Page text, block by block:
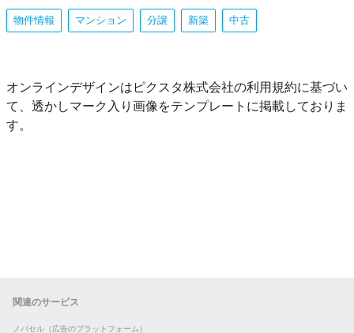
物件情報 マンション 分譲 新築 中古
オンラインデザインはピクスタ株式会社の利用規約に基づい
て、透かしマーク入り画像をテンプレートに掲載しておりま
す。
関連のサービス
ノバセル（広告のプラットフォーム）